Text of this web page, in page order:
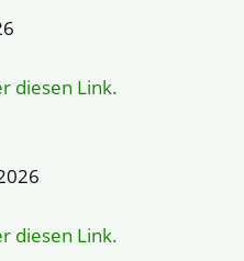
diesen Link.
diesen Link.